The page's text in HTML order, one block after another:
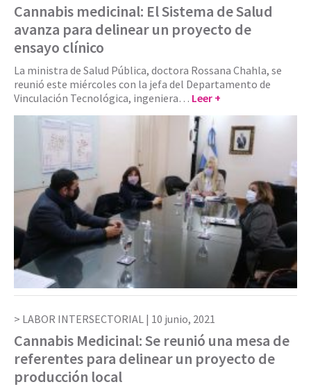
Cannabis medicinal: El Sistema de Salud
avanza para delinear un proyecto de
ensayo clínico
La ministra de Salud Pública, doctora Rossana Chahla, se
reunió este miércoles con la jefa del Departamento de
Vinculación Tecnológica, ingeniera… Leer +
LABOR INTERSECTORIAL | 10 junio, 2021
Cannabis Medicinal: Se reunió una mesa de
referentes para delinear un proyecto de
producción local